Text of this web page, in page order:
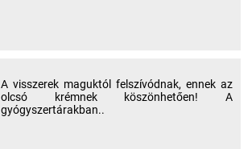
A visszerek maguktól felszívódnak, ennek az
olcsó krémnek köszönhetően! A
gyógyszertárakban..